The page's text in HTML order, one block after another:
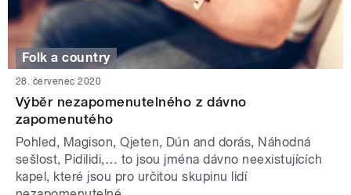
Folk a country
28. červenec 2020
Výběr nezapomenutelného z dávno
zapomenutého
Pohled, Magison, Qjeten, Dún and dorás, Náhodná
sešlost, Pidilidi,… to jsou jména dávno neexistujících
kapel, které jsou pro určitou skupinu lidí